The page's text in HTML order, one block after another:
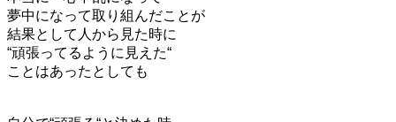
夢中になって取り組んだことが
結果として人から見た時に
“頑張ってるように見えた“
ことはあったとしても